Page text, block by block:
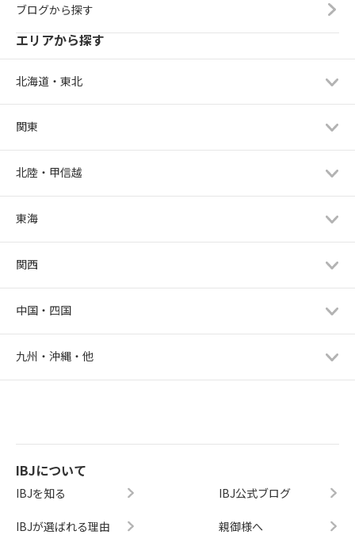
ブログから探す
エリアから探す
北海道・東北
関東
北陸・甲信越
東海
関西
中国・四国
九州・沖縄・他
IBJについて
IBJを知る
IBJが選ばれる理由
IBJ公式ブログ
親御様へ